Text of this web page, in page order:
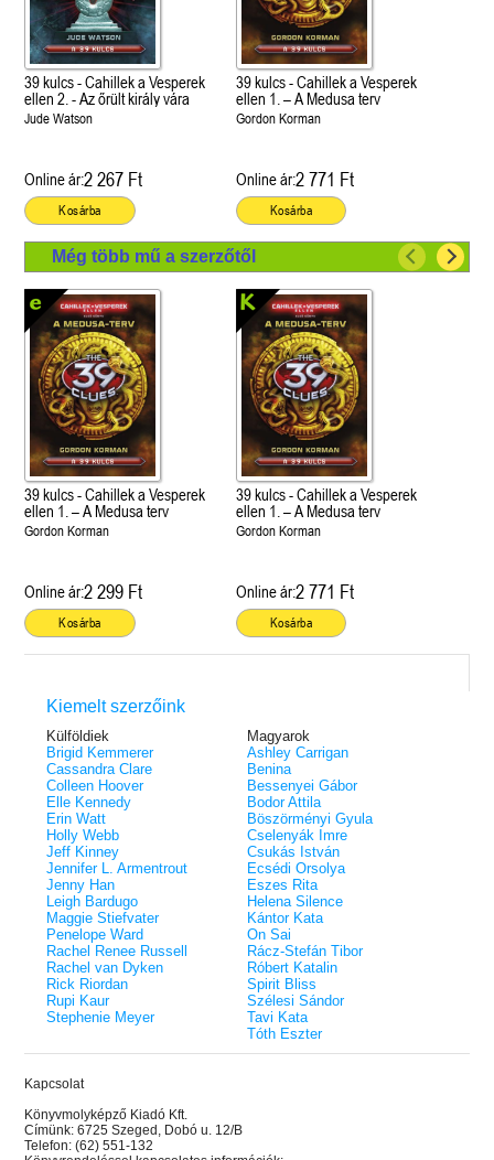
39 kulcs - Cahillek a Vesperek
ellen 2. - Az őrült király vára
Jude Watson
Online ár:2 267 Ft
Kosárba
39 kulcs - Cahillek a Vesperek
ellen 1. – A Medusa terv
Gordon Korman
Online ár:2 771 Ft
Kosárba
Még több mű a szerzőtől
39 kulcs - Cahillek a Vesperek
ellen 1. – A Medusa terv
Gordon Korman
Online ár:2 299 Ft
Kosárba
39 kulcs - Cahillek a Vesperek
ellen 1. – A Medusa terv
Gordon Korman
Online ár:2 771 Ft
Kosárba
Kiemelt szerzőink
Külföldiek
Brigid Kemmerer
Cassandra Clare
Colleen Hoover
Elle Kennedy
Erin Watt
Holly Webb
Jeff Kinney
Jennifer L. Armentrout
Jenny Han
Leigh Bardugo
Maggie Stiefvater
Penelope Ward
Rachel Renee Russell
Rachel van Dyken
Rick Riordan
Rupi Kaur
Stephenie Meyer
Magyarok
Ashley Carrigan
Benina
Bessenyei Gábor
Bodor Attila
Böszörményi Gyula
Cselenyák Imre
Csukás István
Ecsédi Orsolya
Eszes Rita
Helena Silence
Kántor Kata
On Sai
Rácz-Stefán Tibor
Róbert Katalin
Spirit Bliss
Szélesi Sándor
Tavi Kata
Tóth Eszter
Kapcsolat
Könyvmolyképző Kiadó Kft.
Címünk: 6725 Szeged, Dobó u. 12/B
Telefon: (62) 551-132